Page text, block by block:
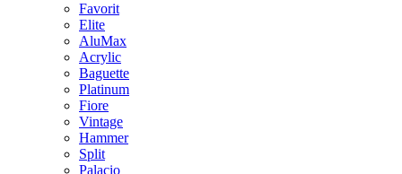
Favorit
Elite
AluMax
Acrylic
Baguette
Platinum
Fiore
Vintage
Hammer
Split
Palacio